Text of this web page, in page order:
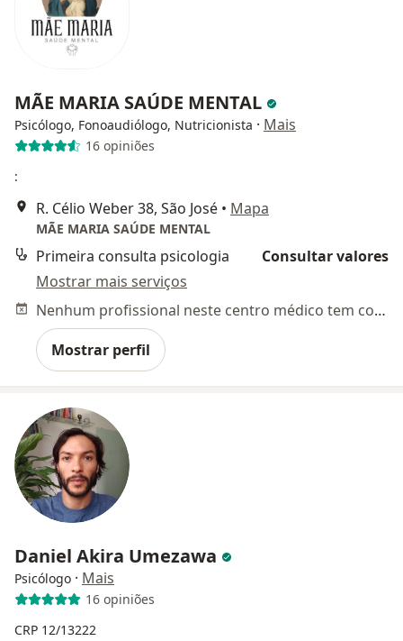
MÃE MARIA SAÚDE MENTAL
Psicólogo, Fonoaudiólogo, Nutricionista · Mais
16 opiniões
:
R. Célio Weber 38, São José • Mapa
MÃE MARIA SAÚDE MENTAL
Primeira consulta psicologia
Consultar valores
Mostrar mais serviços
Nenhum profissional neste centro médico tem consultas disponíveis
Mostrar perfil
Daniel Akira Umezawa
Psicólogo · Mais
16 opiniões
CRP 12/13222